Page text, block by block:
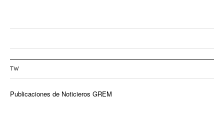
TW
Publicaciones de Noticieros GREM